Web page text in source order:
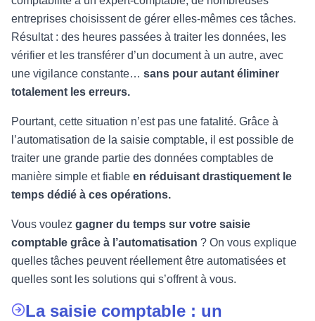
entreprises choisissent de gérer elles-mêmes ces tâches.
Résultat : des heures passées à traiter les données, les
vérifier et les transférer d’un document à un autre, avec
une vigilance constante… sans pour autant éliminer
totalement les erreurs.
Pourtant, cette situation n’est pas une fatalité. Grâce à
l’automatisation de la saisie comptable, il est possible de
traiter une grande partie des données comptables de
manière simple et fiable en réduisant drastiquement le
temps dédié à ces opérations.
Vous voulez gagner du temps sur votre saisie
comptable grâce à l’automatisation ? On vous explique
quelles tâches peuvent réellement être automatisées et
quelles sont les solutions qui s’offrent à vous.
La saisie comptable : un